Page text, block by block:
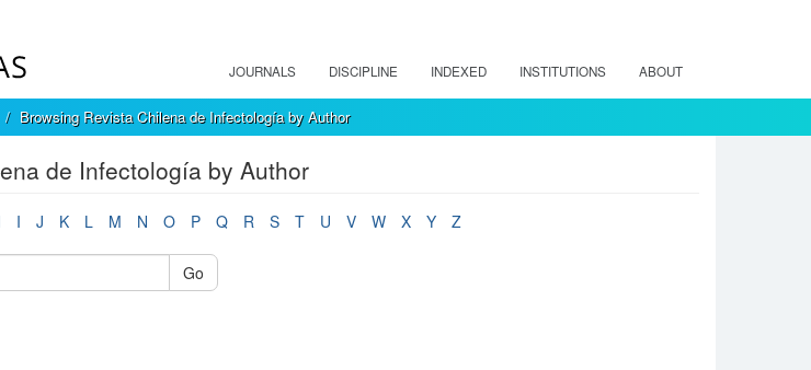
JOURNALS DISCIPLINE INDEXED INSTITUTIONS ABOUT
Browsing Revista Chilena de Infectología by Author
de Infectología by Author
I J K L M N O P Q R S T U V W X Y Z
Go